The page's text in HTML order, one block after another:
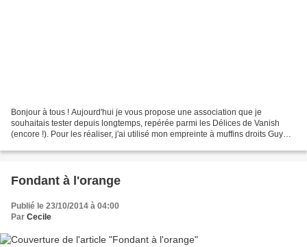
Bonjour à tous ! Aujourd'hui je vous propose une association que je
souhaitais tester depuis longtemps, repérée parmi les Délices de Vanish
(encore !). Pour les réaliser, j'ai utilisé mon empreinte à muffins droits Guy
Fondant à l'orange
Publié le 23/10/2014 à 04:00
Par Cecile